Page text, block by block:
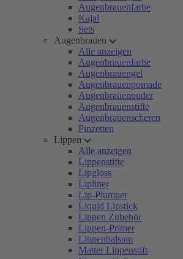
Augenbrauenfarbe
Kajal
Sets
Augenbrauen
Alle anzeigen
Augenbrauenfarbe
Augenbrauengel
Augenbrauenpomade
Augenbrauenpuder
Augenbrauenstifte
Augenbrauenscheren
Pinzetten
Lippen
Alle anzeigen
Lippenstifte
Lipgloss
Lipliner
Lip-Plumper
Liquid Lipstick
Lippen Zubehör
Lippen-Primer
Lippenbalsam
Matter Lippenstift